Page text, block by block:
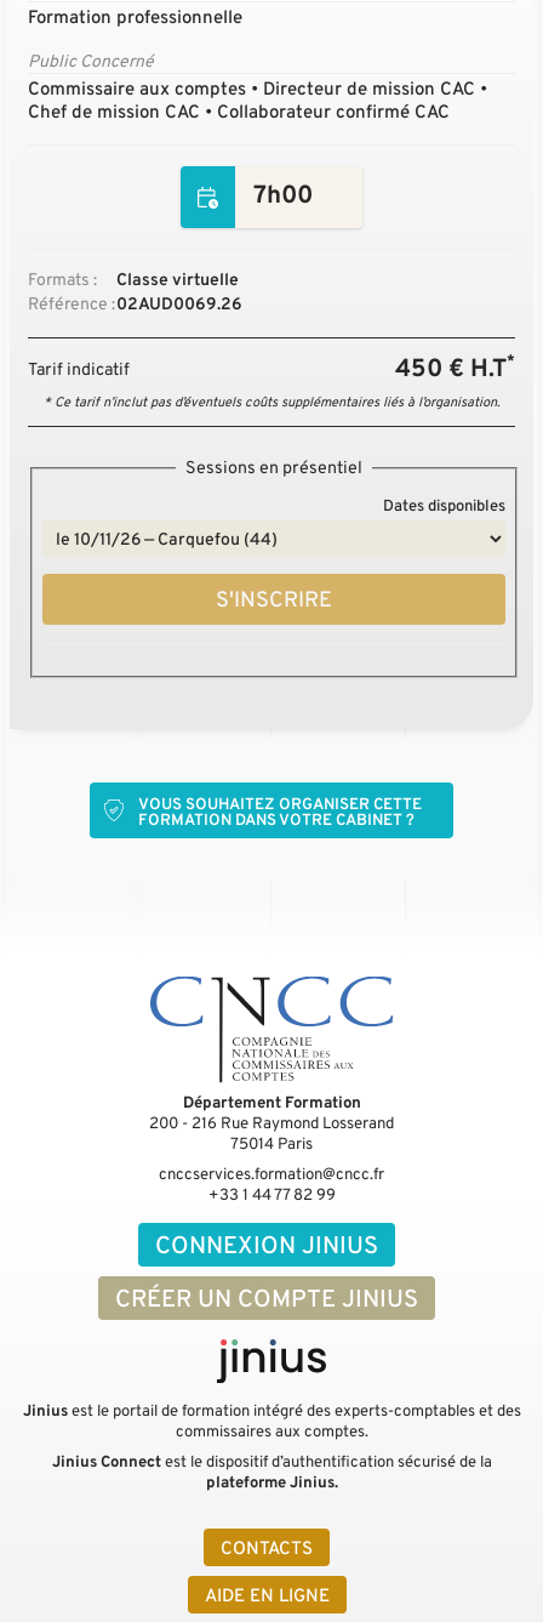
Formation professionnelle
Public Concerné
Commissaire aux comptes • Directeur de mission CAC •
Chef de mission CAC • Collaborateur confirmé CAC
7h00
Formats :
Classe virtuelle
Référence :02AUD0069.26
Tarif indicatif 450 € H.T*
* Ce tarif n’inclut pas d’éventuels coûts supplémentaires liés à l’organisation.
Sessions en présentiel
Dates disponibles
S'INSCRIRE
VOUS SOUHAITEZ ORGANISER CETTE
FORMATION DANS VOTRE CABINET ?
CONNEXION JINIUS
CRÉER UN COMPTE JINIUS
CONTACTS
AIDE EN LIGNE
Département Formation
200 - 216 Rue Raymond Losserand
75014 Paris
cnccservices.formation@cncc.fr
+33 1 44 77 82 99
Jiniusest le portail de formation intégré des experts-comptables et des
commissaires aux comptes.
Jinius Connectest le dispositif d’authentification sécurisé de la
plateforme Jinius.